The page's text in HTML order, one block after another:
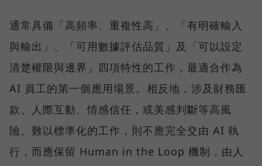
通常具備「高頻率、重複性高」、「有明確輸入
與輸出」、「可用數據評估品質」及「可以設定
清楚權限與邊界」四項特性的工作，最適合作為
AI 員工的第一個應用場景。相反地，涉及財務匯
款、人際互動、情感信任，或美感判斷等高風
險、難以標準化的工作，則不應完全交由 AI 執
行，而應保留 Human in the Loop 機制，由人